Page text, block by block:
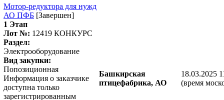
Мотор-редуктора для нужд
АО ПФБ [Завершен]
1 Этап
Лот №: 12419 КОНКУРС
Раздел:
Электрооборудование
Вид закупки:
Попозиционная
Информация о заказчике
доступна только
зарегистрированным
Башкирская
птицефабрика, АО
18.03.2025
(время